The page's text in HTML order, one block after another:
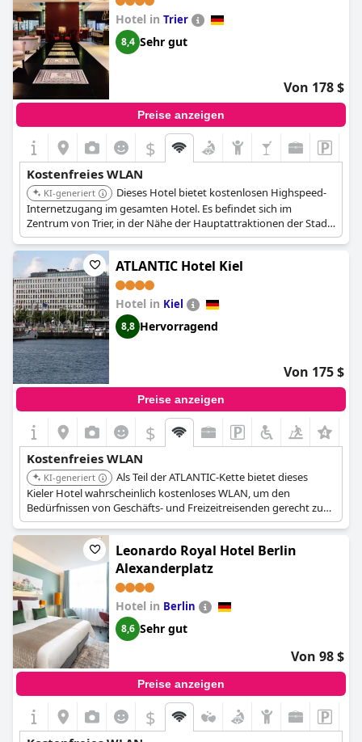
Hotel in Trier
8,4 Sehr gut
Von 178 $
Preise anzeigen
$
Kostenfreies WLAN
KI-generiert
Dieses Hotel bietet kostenlosen Highspeed-
Internetzugang im gesamten Hotel. Es befindet sich im
Zentrum von Trier, in der Nähe der Hauptattraktionen der Stadt,
was es für Gäste, die in Verbindung bleiben müssen, sehr
praktisch macht.
ATLANTIC Hotel Kiel
Hotel in Kiel
8,8 Hervorragend
Von 175 $
Preise anzeigen
$
Kostenfreies WLAN
KI-generiert
Als Teil der ATLANTIC-Kette bietet dieses
Kieler Hotel wahrscheinlich kostenloses WLAN, um den
Bedürfnissen von Geschäfts- und Freizeitreisenden gerecht zu
werden. Kettenhotels pflegen oft konsistente Servicestandards,
einschließlich Internetzugang.
Leonardo Royal Hotel Berlin
Alexanderplatz
Hotel in Berlin
8,6 Sehr gut
Von 98 $
Preise anzeigen
$